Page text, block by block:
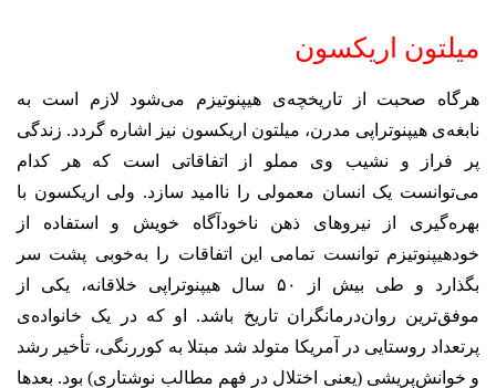
میلتون اریکسون
هرگاه صحبت از تاریخچه‌ی هیپنوتیزم می‌شود لازم است به
نابغه‌ی هیپنوتراپی مدرن، میلتون اریکسون نیز اشاره گردد. زندگی
پر فراز و نشیب وی مملو از اتفاقاتی است که هر کدام
می‌توانست یک انسان معمولی را ناامید سازد. ولی اریکسون با
بهره‌گیری از نیروهای ذهن ناخودآگاه خویش و استفاده از
خودهیپنوتیزم توانست تمامی این اتفاقات را به‌خوبی پشت سر
بگذارد و طی بیش از ۵۰ سال هیپنوتراپی خلاقانه، یکی از
موفق‌ترین روان‌درمانگران تاریخ باشد. او که در یک خانواده‌ی
پرتعداد روستایی در آمریکا متولد شد مبتلا به کوررنگی، تأخیر رشد
و خوانش‌پریشی (یعنی اختلال در فهم مطالب نوشتاری) بود. بعدها